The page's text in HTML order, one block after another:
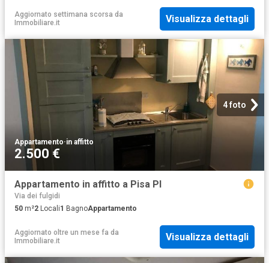
Aggiornato settimana scorsa da
Immobiliare.it
Visualizza dettagli
4 foto
Appartamento·in affitto
2.500 €
Appartamento in affitto a Pisa PI
Via dei fulgidi
50 m²2 Locali1 BagnoAppartamento
Aggiornato oltre un mese fa da
Immobiliare.it
Visualizza dettagli